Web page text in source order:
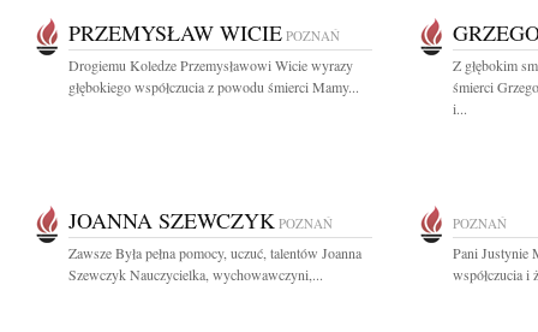
PRZEMYSŁAW WICIE POZNAŃ
Drogiemu Koledze Przemysławowi Wicie wyrazy
głębokiego współczucia z powodu śmierci Mamy...
Z głębokim
śmierci
i...
JOANNA SZEWCZYK POZNAŃ
Zawsze Była pełna pomocy, uczuć, talentów Joanna
Szewczyk Nauczycielka, wychowawczyni,...
POZNAŃ
Pani Justynie
współczucia i